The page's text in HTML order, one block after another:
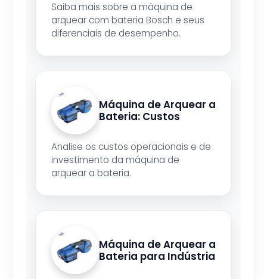
Saiba mais sobre a máquina de
arquear com bateria Bosch e seus
diferenciais de desempenho.
Máquina de Arquear a
Bateria: Custos
Analise os custos operacionais e de
investimento da máquina de
arquear a bateria.
Máquina de Arquear a
Bateria para Indústria